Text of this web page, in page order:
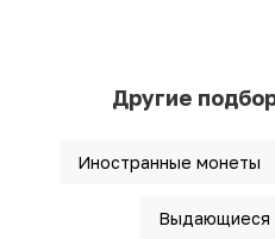
Другие
Иностранные монеты
Выдающиеся